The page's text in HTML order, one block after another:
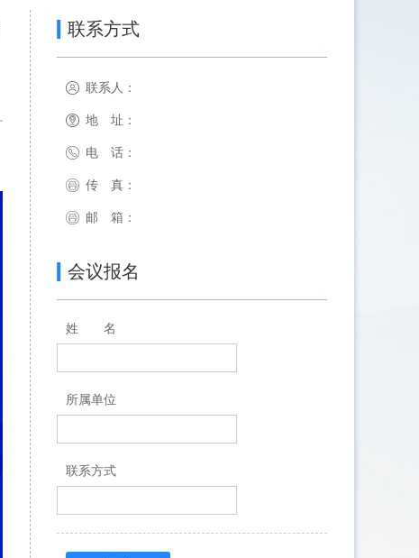
联系方式
联系人：
地 址：
电 话：
传 真：
邮 箱：
会议报名
姓 名
所属单位
联系方式